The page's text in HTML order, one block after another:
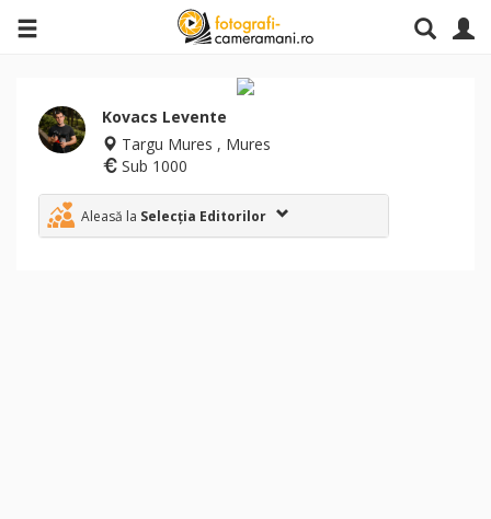
Kovacs Levente
Targu Mures , Mures
Sub 1000
Aleasă la Selecția Editorilor